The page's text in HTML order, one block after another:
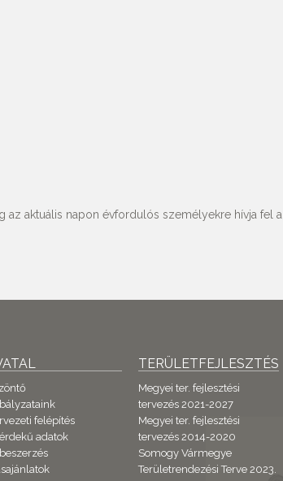
aktuális napon évfordulós személyekre hívja fel
felépítés
adatok
TERÜLETFEJLESZTÉS
Megyei ter. fejlesztési
tervezés 2021-2027
Megyei ter. fejlesztési
tervezés 2014-2020
Somogy Vármegye
Területrendezési Terve 2023.